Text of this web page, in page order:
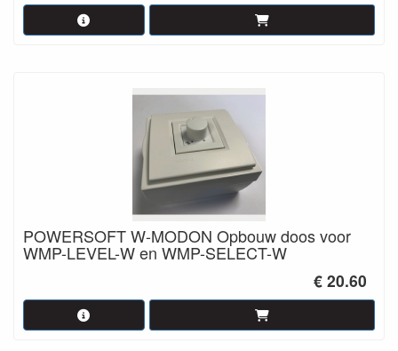
POWERSOFT W-MODON Opbouw doos voor
WMP-LEVEL-W en WMP-SELECT-W
€ 20.60